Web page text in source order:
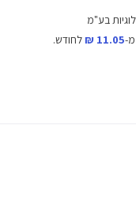
בע"מ
11.05 ₪ לחודש.